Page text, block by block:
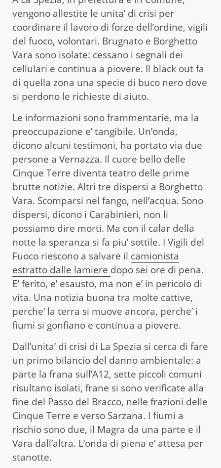
vengono allestite le unita’ di crisi per
coordinare il lavoro di forze dell’ordine, vigili
del fuoco, volontari. Brugnato e Borghetto
Vara sono isolate: cessano i segnali dei
cellulari e continua a piovere. Il black out fa
di quella zona una specie di buco nero dove
si perdono le richieste di aiuto.
Le informazioni sono frammentarie, ma la
preoccupazione e’ tangibile. Un’onda,
dicono alcuni testimoni, ha portato via due
persone a Vernazza. Il cuore bello delle
Cinque Terre diventa teatro delle prime
brutte notizie. Altri tre dispersi a Borghetto
Vara. Scomparsi nel fango, nell’acqua. Sono
dispersi, dicono i Carabinieri, non li
possiamo dire morti. Ma con il calar della
notte la speranza si fa piu’ sottile. I Vigili del
Fuoco riescono a salvare il camionista
estratto dalle lamiere dopo sei ore di pena.
E’ ferito, e’ esausto, ma non e’ in pericolo di
vita. Una notizia buona tra molte cattive,
perche’ la terra si muove ancora, perche’ i
fiumi si gonfiano e continua a piovere.
Dall’unita’ di crisi di La Spezia si cerca di fare
un primo bilancio del danno ambientale: a
parte la frana sull’A12, sette piccoli comuni
risultano isolati, frane si sono verificate alla
fine del Passo del Bracco, nelle frazioni delle
Cinque Terre e verso Sarzana. I fiumi a
rischio sono due, il Magra da una parte e il
Vara dall’altra. L’onda di piena e’ attesa per
stanotte.